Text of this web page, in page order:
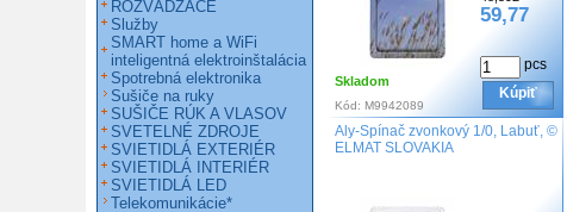
59,77
pcs
Kúpiť
Skladom
Kód: M9942089
Aly-Spínač zvonkový 1/0, Labuť, ©
ELMAT SLOVAKIA
ROZVÁDZAČE
Služby
SMART home a WiFi
inteligentná elektroinštalácia
Spotrebná elektronika
Sušiče na ruky
SUŠIČE RÚK A VLASOV
SVETELNÉ ZDROJE
SVIETIDLÁ EXTERIÉR
SVIETIDLÁ INTERIÉR
SVIETIDLÁ LED
Telekomunikácie*